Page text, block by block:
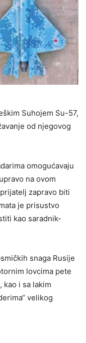
Suhojem Su-57,
od njegovog
omogućavaju
na ovom
zapravo biti
je prisustvo
kao saradnik-
snaga Rusije
lovcima pete
kao i sa lakim
velikog